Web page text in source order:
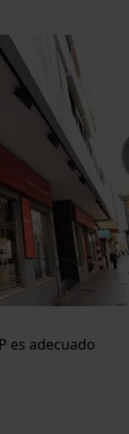
es adecuado